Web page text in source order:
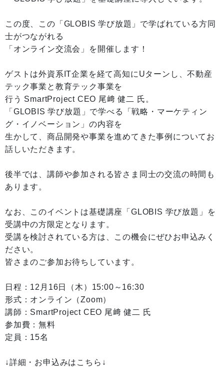
この度、この「GLOBIS 学び放題」で学ばれている方同
士がつながれる
「オンライン交流会」を開催します！
ゲストは外資系IT企業を経て高知にUターンし、不動産
テック事業と教育テック事業を
行う SmartProject CEO 尾﨑 健二 氏。
「GLOBIS 学び放題」で学べる「戦略・マーケティン
グ・イノベーション」の内容を
生かして、商品開発や事業を進めてきた事例についてお
話しいただきます。
後半では、講師や参加される皆さま同士の交流の時間も
あります。
なお、このイベントは基礎講座「GLOBIS 学び放題」を
受講中の方限定となります。
受講を検討されている方は、この機会にぜひお申込みく
ださい。
皆さまのご参加お待ちしています。
日程：12月16日（木）15:00～16:30
形式：オンライン（Zoom）
講師：SmartProject CEO 尾﨑 健二 氏
参加費：無料
定員：15名
↓詳細・お申込みはこちら↓